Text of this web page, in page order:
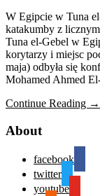
W Egipcie w Tuna
katakumby z
Tuna el-Gebel w
korytarzy i miejsc
maja) odbyła się
Mohamed Ahmed
Continue Reading →
About
facebook
twitter
youtube